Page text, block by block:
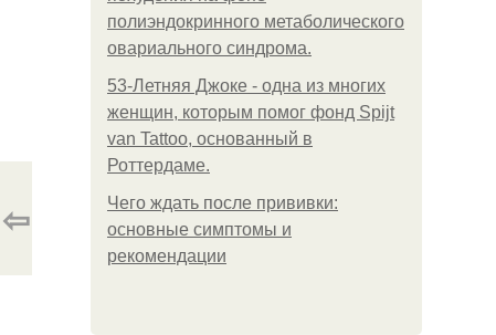
полиэндокринного метаболического
овариального синдрома.
53-Летняя Джоке - одна из многих
женщин, которым помог фонд Spijt
van Tattoo, основанный в
Роттердаме.
Чего ждать после прививки:
основные симптомы и
рекомендации
⇦